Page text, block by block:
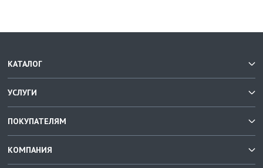
КАТАЛОГ
УСЛУГИ
ПОКУПАТЕЛЯМ
КОМПАНИЯ